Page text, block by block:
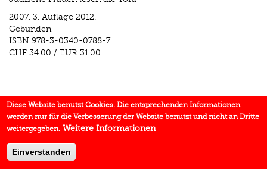
2007. 3. Auflage 2012.
Gebunden
ISBN 978-3-0340-0788-7
CHF 34.00 / EUR 31.00
Diese Website benutzt Cookies. Die entsprechenden Informationen
werden nur für die Verbesserung der Website benutzt und nicht an Dritte
weitergegeben. Weitere Informationen
Einverstanden